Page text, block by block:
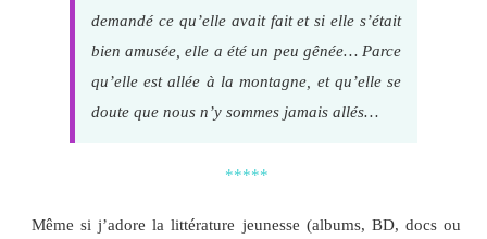
demandé ce qu’elle avait fait et si elle s’était
bien amusée, elle a été un peu gênée… Parce
qu’elle est allée à la montagne, et qu’elle se
doute que nous n’y sommes jamais allés…
*****
Même si j’adore la littérature jeunesse (albums, BD, docs ou